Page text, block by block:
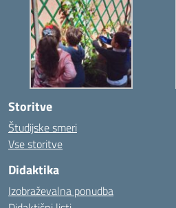
Storitve
Študijske smeri
Vse storitve
Didaktika
Izobraževalna ponudba